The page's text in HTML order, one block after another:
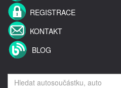
REGISTRACE
KONTAKT
BLOG